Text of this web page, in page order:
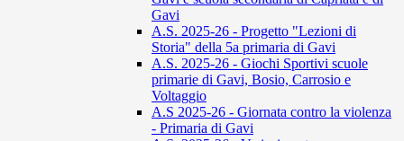
Gavi
A.S. 2025-26 - Progetto "Lezioni di
Storia" della 5a primaria di Gavi
A.S. 2025-26 - Giochi Sportivi scuole
primarie di Gavi, Bosio, Carrosio e
Voltaggio
A.S 2025-26 - Giornata contro la violenza
- Primaria di Gavi